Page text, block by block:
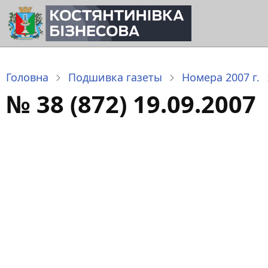
Перейти
до
основного
Головна Подшивка газеты Номера 2007 г.
№ 38 (872) 19.09.2007